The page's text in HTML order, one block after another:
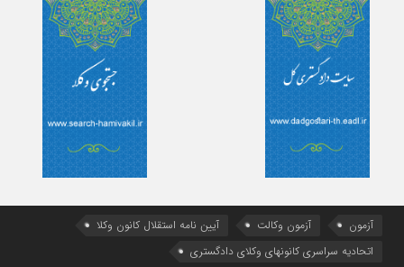
آزمون آزمون وکالت
آیین ‌نامه استقلال کانون وکلا
اتحادیه سراسری کانونهای وکلای دادگستری